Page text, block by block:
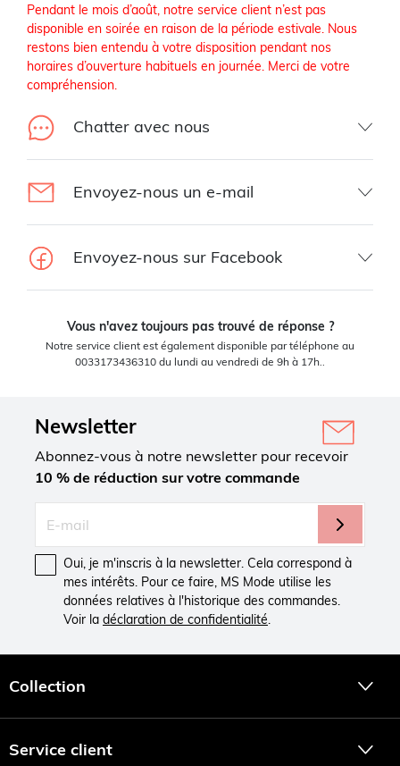
Pendant le mois d’août, notre service client n’est pas
disponible en soirée en raison de la période estivale. Nous
restons bien entendu à votre disposition pendant nos
horaires d’ouverture habituels en journée. Merci de votre
compréhension.
Chatter avec nous
Envoyez-nous un e-mail
Envoyez-nous sur Facebook
Vous n'avez toujours pas trouvé de réponse ?
Notre service client est également disponible par téléphone au
0033173436310 du lundi au vendredi de 9h à 17h..
Newsletter
Abonnez-vous à notre newsletter pour recevoir
10 % de réduction sur votre commande
Oui, je m'inscris à la newsletter. Cela correspond à
mes intérêts. Pour ce faire, MS Mode utilise les
données relatives à l'historique des commandes.
Voir la déclaration de confidentialité
Collection
Service client